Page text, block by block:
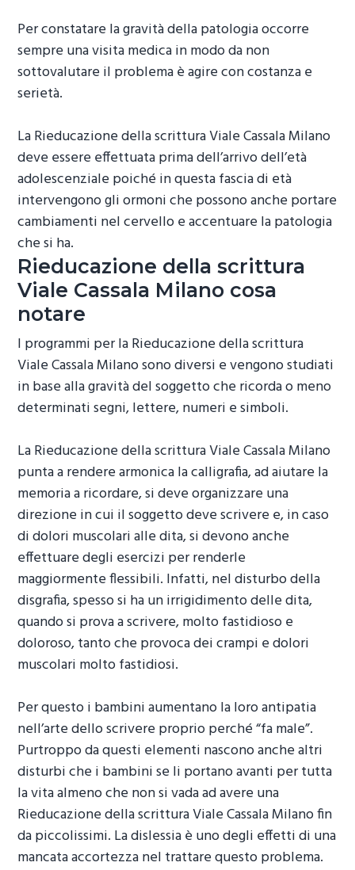
Per constatare la gravità della patologia occorre
sempre una visita medica in modo da non
sottovalutare il problema è agire con costanza e
serietà.
LaRieducazione della scrittura Viale Cassala Milano
deve essere effettuata prima dell’arrivo dell’età
adolescenziale poiché in questa fascia di età
intervengono gli ormoni che possono anche portare
cambiamenti nel cervello e accentuare la patologia
che si ha.
Rieducazione della scrittura
Viale Cassala Milano cosa
notare
I programmi per laRieducazione della scrittura
Viale Cassala Milanosono diversi e vengono studiati
in base alla gravità del soggetto che ricorda o meno
determinati segni, lettere, numeri e simboli.
LaRieducazione della scrittura Viale Cassala Milano
punta a rendere armonica la calligrafia, ad aiutare la
memoria a ricordare, si deve organizzare una
direzione in cui il soggetto deve scrivere e, in caso
di dolori muscolari alle dita, si devono anche
effettuare degli esercizi per renderle
maggiormente flessibili. Infatti, nel disturbo della
disgrafia, spesso si ha un irrigidimento delle dita,
quando si prova a scrivere, molto fastidioso e
doloroso, tanto che provoca dei crampi e dolori
muscolari molto fastidiosi.
Per questo i bambini aumentano la loro antipatia
nell’arte dello scrivere proprio perché “fa male”.
Purtroppo da questi elementi nascono anche altri
disturbi che i bambini se li portano avanti per tutta
la vita almeno che non si vada ad avere una
Rieducazione della scrittura Viale Cassala Milanofin
da piccolissimi. La dislessia è uno degli effetti di una
mancata accortezza nel trattare questo problema.